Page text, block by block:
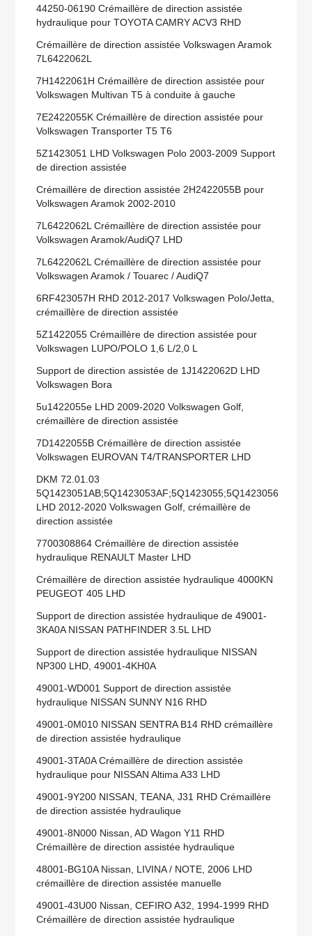
44250-06190 Crémaillère de direction assistée
hydraulique pour TOYOTA CAMRY ACV3 RHD
Crémaillère de direction assistée Volkswagen Aramok
7L6422062L
7H1422061H Crémaillère de direction assistée pour
Volkswagen Multivan T5 à conduite à gauche
7E2422055K Crémaillère de direction assistée pour
Volkswagen Transporter T5 T6
5Z1423051 LHD Volkswagen Polo 2003-2009 Support
de direction assistée
Crémaillère de direction assistée 2H2422055B pour
Volkswagen Aramok 2002-2010
7L6422062L Crémaillère de direction assistée pour
Volkswagen Aramok/AudiQ7 LHD
7L6422062L Crémaillère de direction assistée pour
Volkswagen Aramok / Touarec / AudiQ7
6RF423057H RHD 2012-2017 Volkswagen Polo/Jetta,
crémaillère de direction assistée
5Z1422055 Crémaillère de direction assistée pour
Volkswagen LUPO/POLO 1,6 L/2,0 L
Support de direction assistée de 1J1422062D LHD
Volkswagen Bora
5u1422055e LHD 2009-2020 Volkswagen Golf,
crémaillère de direction assistée
7D1422055B Crémaillère de direction assistée
Volkswagen EUROVAN T4/TRANSPORTER LHD
DKM 72.01.03
5Q1423051AB;5Q1423053AF;5Q1423055;5Q1423056
LHD 2012-2020 Volkswagen Golf, crémaillère de
direction assistée
7700308864 Crémaillère de direction assistée
hydraulique RENAULT Master LHD
Crémaillère de direction assistée hydraulique 4000KN
PEUGEOT 405 LHD
Support de direction assistée hydraulique de 49001-
3KA0A NISSAN PATHFINDER 3.5L LHD
Support de direction assistée hydraulique NISSAN
NP300 LHD, 49001-4KH0A
49001-WD001 Support de direction assistée
hydraulique NISSAN SUNNY N16 RHD
49001-0M010 NISSAN SENTRA B14 RHD crémaillère
de direction assistée hydraulique
49001-3TA0A Crémaillère de direction assistée
hydraulique pour NISSAN Altima A33 LHD
49001-9Y200 NISSAN, TEANA, J31 RHD Crémaillère
de direction assistée hydraulique
49001-8N000 Nissan, AD Wagon Y11 RHD
Crémaillère de direction assistée hydraulique
48001-BG10A Nissan, LIVINA / NOTE, 2006 LHD
crémaillère de direction assistée manuelle
49001-43U00 Nissan, CEFIRO A32, 1994-1999 RHD
Crémaillère de direction assistée hydraulique